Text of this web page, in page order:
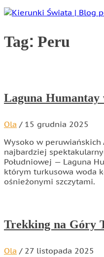
Tag:Peru
Laguna
Ola / 15 grudnia 2025
Wysoko w
najbardziej
Południowej — Laguna
którym turkusowa woda
ośnieżonymi szczytami.
Trekking na Góry
Ola / 27 listopada 2025